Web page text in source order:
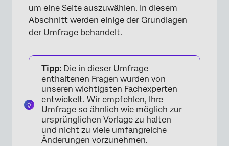
um eine Seite auszuwählen. In diesem
Abschnitt werden einige der Grundlagen
der Umfrage behandelt.
Tipp: Die in dieser Umfrage
enthaltenen Fragen wurden von
unseren wichtigsten Fachexperten
entwickelt. Wir empfehlen, Ihre
Umfrage so ähnlich wie möglich zur
ursprünglichen Vorlage zu halten
und nicht zu viele umfangreiche
Änderungen vorzunehmen.